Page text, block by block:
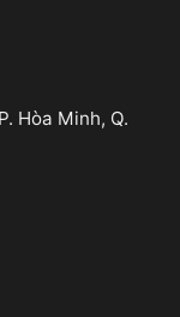
Hòa Minh, Q.